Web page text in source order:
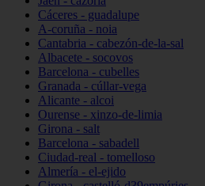
Cáceres - guadalupe
A-coruña - noia
Cantabria - cabezón-de-la-sal
Albacete - socovos
Barcelona - cubelles
Granada - cúllar-vega
Alicante - alcoi
Ourense - xinzo-de-limia
Girona - salt
Barcelona - sabadell
Ciudad-real - tomelloso
Almería - el-ejido